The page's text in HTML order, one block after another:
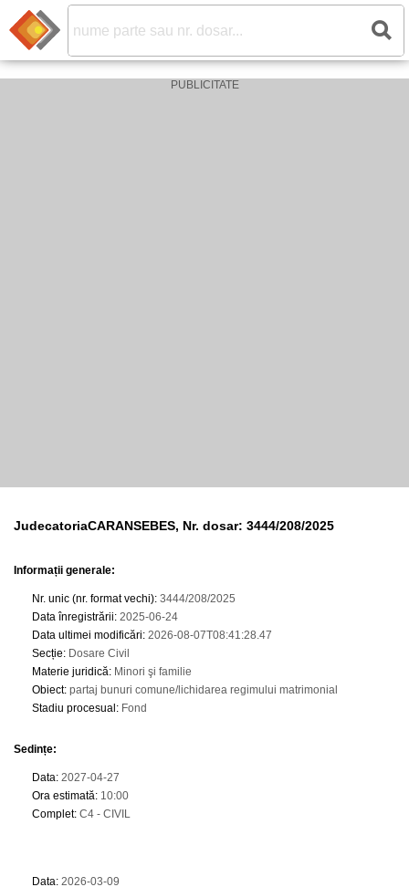
JudecatoriaCARANSEBES, Nr. dosar: 3444/208/2025
Informații generale:
Nr. unic (nr. format vechi): 3444/208/2025
Data înregistrării: 2025-06-24
Data ultimei modificări: 2026-08-07T08:41:28.47
Secție: Dosare Civil
Materie juridică: Minori şi familie
Obiect: partaj bunuri comune/lichidarea regimului matrimonial
Stadiu procesual : Fond
Sedințe:
Data: 2027-04-27
Ora estimată: 10:00
Complet: C4 - CIVIL
Data: 2026-03-09